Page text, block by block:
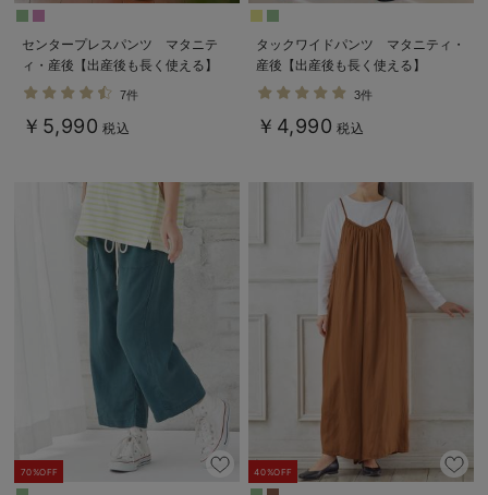
センタープレスパンツ マタニテ
ィ・産後【出産後も長く使える】
7件
￥5,990 税込
タックワイドパンツ マタニティ・
産後【出産後も長く使える】
3件
￥4,990 税込
70%OFF 40%OFF